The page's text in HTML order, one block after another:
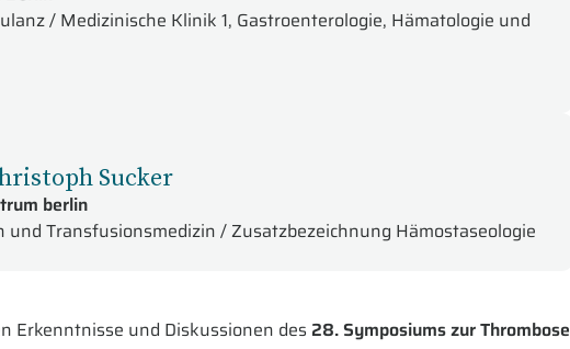
/ Medizinische Klinik 1, Gastroenterologie, Hämatologie und
Sucker
berlin
Transfusionsmedizin / Zusatzbezeichnung Hämostaseologie
Erkenntnisse und Diskussionen des 28. Symposiums zur Thrombose